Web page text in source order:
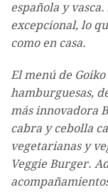
española y
excepcional, lo
como en casa.
El menú de
hamburguesas,
más innovadora
cabra y cebolla
vegetarianas y
Veggie Burger.